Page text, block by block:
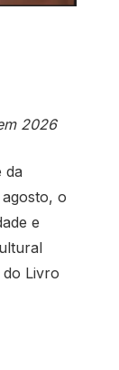
2026
da
o
e
Livro